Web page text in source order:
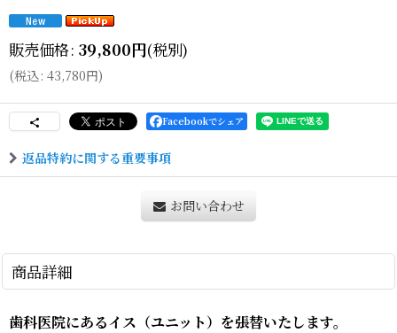
販売価格: 39,800円(税別)
(税込: 43,780円)
Facebookでシェア
返品特約に関する重要事項
お問い合わせ
商品詳細
歯科医院にあるイス（ユニット）を張替いたします。